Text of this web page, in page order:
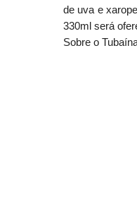
de uva e
330ml será
Sobre o